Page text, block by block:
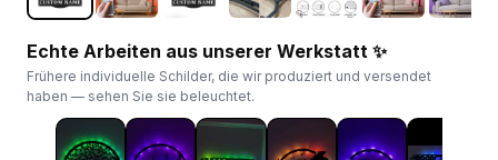
Echte Arbeiten aus unserer Werkstatt ✨
Frühere individuelle Schilder, die wir produziert und versendet
haben — sehen Sie sie beleuchtet.